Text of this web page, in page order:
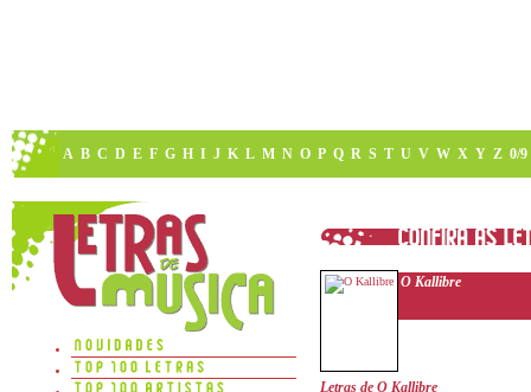
A B C D E F G H I J K L M N O P Q R S T U V W X Y Z 0/9
O Kallibre
Letras de O Kallibre